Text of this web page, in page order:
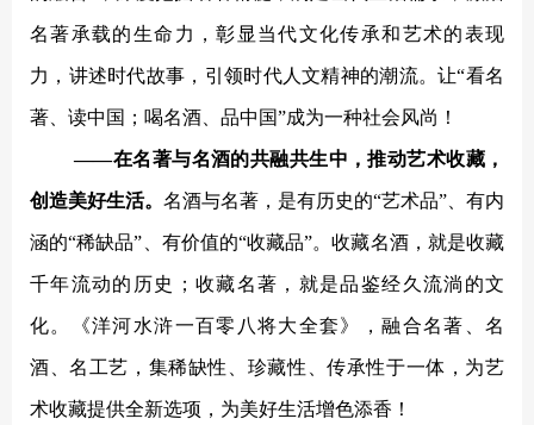
名著承载的生命力，彰显当代文化传承和艺术的表现
力，讲述时代故事，引领时代人文精神的潮流。让“看名
著、读中国；喝名酒、品中国”成为一种社会风尚！
——在名著与名酒的共融共生中，推动艺术收藏，
创造美好生活。 名酒与名著，是有历史的“艺术品”、有内
涵的“稀缺品”、有价值的“收藏品”。收藏名酒，就是收藏
千年流动的历史；收藏名著，就是品鉴经久流淌的文
化。《洋河水浒一百零八将大全套》，融合名著、名
酒、名工艺，集稀缺性、珍藏性、传承性于一体，为艺
术收藏提供全新选项，为美好生活增色添香！